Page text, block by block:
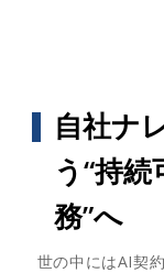
自社ナ
う“持
務”へ
世の中にはAI契